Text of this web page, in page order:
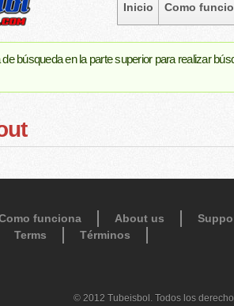
Inicio Como
de búsqueda en la parte superior para realizar
funciona
About us
Terms Términos
© 2012 Tubeisbol. Todos los